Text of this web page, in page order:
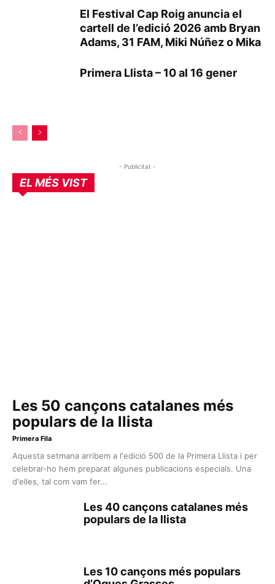
El Festival Cap Roig anuncia el
cartell de l’edició 2026 amb Bryan
Adams, 31 FAM, Miki Núñez o Mika
Primera Llista – 10 al 16 gener
- Publicitat -
EL MÉS VIST
Les 50 cançons catalanes més
populars de la llista
Primera Fila
Aquesta setmana arribem a l'edició 500 de la Primera Llista i per
celebrar-ho hem preparat algunes publicacions especials. Una
d'elles, tal com vam fer...
Les 40 cançons catalanes més
populars de la llista
Les 10 cançons més populars